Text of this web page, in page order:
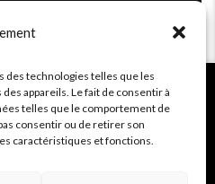
technologies telles que les
appareils. Le fait de consentir à
telles que le comportement de
consentir ou de retirer son
caractéristiques et fonctions.